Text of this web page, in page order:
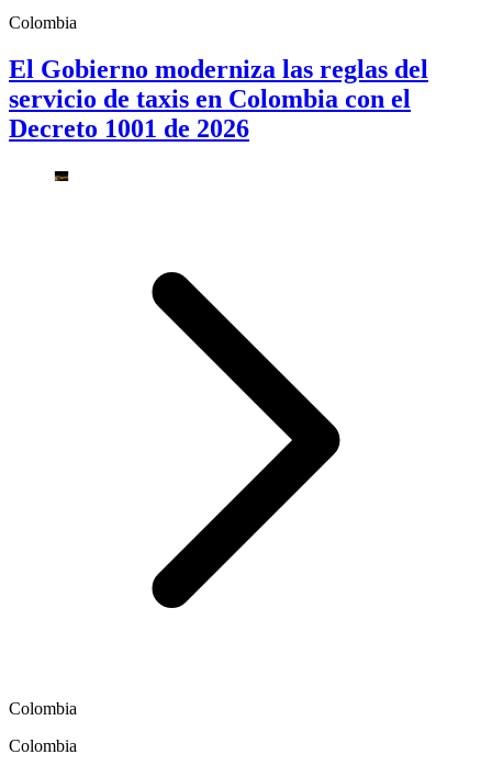
Colombia
El Gobierno moderniza las reglas del
servicio de taxis en Colombia con el
Decreto 1001 de 2026
Colombia
Colombia